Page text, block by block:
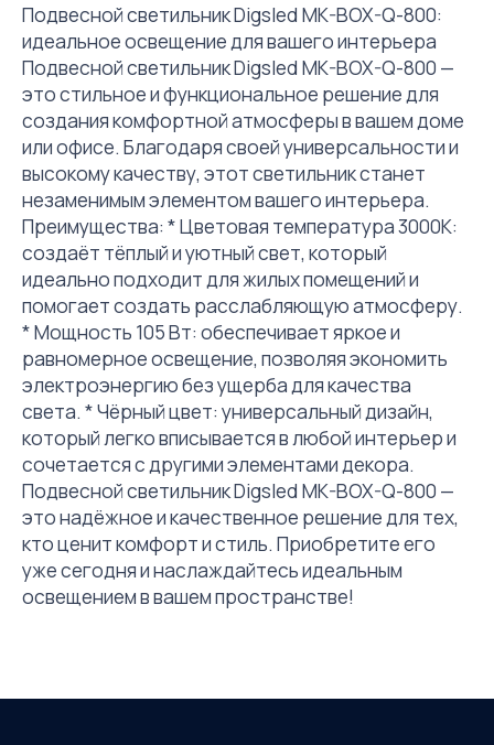
Подвесной светильник Digsled MK-BOX-Q-800:
идеальное освещение для вашего интерьера
Подвесной светильник Digsled MK-BOX-Q-800 —
это стильное и функциональное решение для
создания комфортной атмосферы в вашем доме
или офисе. Благодаря своей универсальности и
высокому качеству, этот светильник станет
незаменимым элементом вашего интерьера.
Преимущества: * Цветовая температура 3000К:
создаёт тёплый и уютный свет, который
идеально подходит для жилых помещений и
помогает создать расслабляющую атмосферу.
* Мощность 105 Вт: обеспечивает яркое и
равномерное освещение, позволяя экономить
электроэнергию без ущерба для качества
света. * Чёрный цвет: универсальный дизайн,
который легко вписывается в любой интерьер и
сочетается с другими элементами декора.
Подвесной светильник Digsled MK-BOX-Q-800 —
это надёжное и качественное решение для тех,
кто ценит комфорт и стиль. Приобретите его
уже сегодня и наслаждайтесь идеальным
освещением в вашем пространстве!